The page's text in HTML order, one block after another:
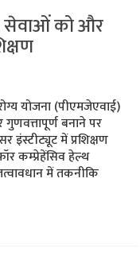
सेवाओं को और
योजना (पीएमजेएवाई)
बनाने पर
इंस्टीट्यूट में प्रशिक्षण
कम्प्रेहेंसिव हेल्थ
में तकनीकि